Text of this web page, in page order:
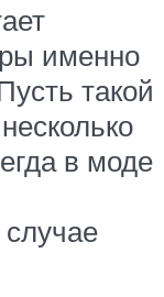
именно
такой
в моде